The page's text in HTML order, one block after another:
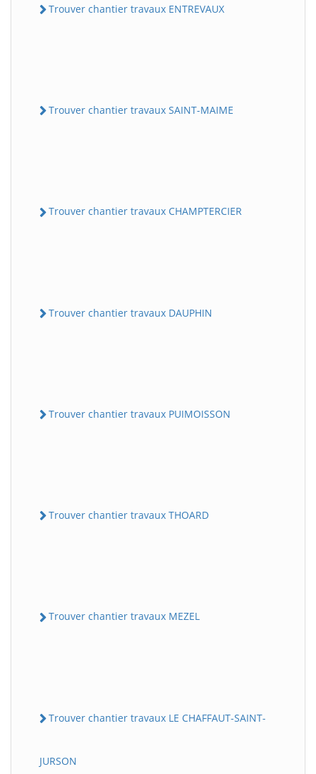
Trouver chantier travaux ENTREVAUX
Trouver chantier travaux SAINT-MAIME
Trouver chantier travaux CHAMPTERCIER
Trouver chantier travaux DAUPHIN
Trouver chantier travaux PUIMOISSON
Trouver chantier travaux THOARD
Trouver chantier travaux MEZEL
Trouver chantier travaux LE CHAFFAUT-SAINT-
JURSON